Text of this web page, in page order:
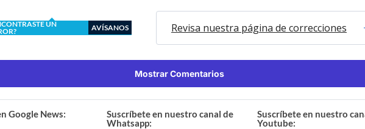
UN
AVÍSANOS Revisa nuestra página de correcciones
Mostrar Comentarios
Google News:
Suscríbete en nuestro canal de
Whatsapp:
Suscríbete en nuestro
Youtube: